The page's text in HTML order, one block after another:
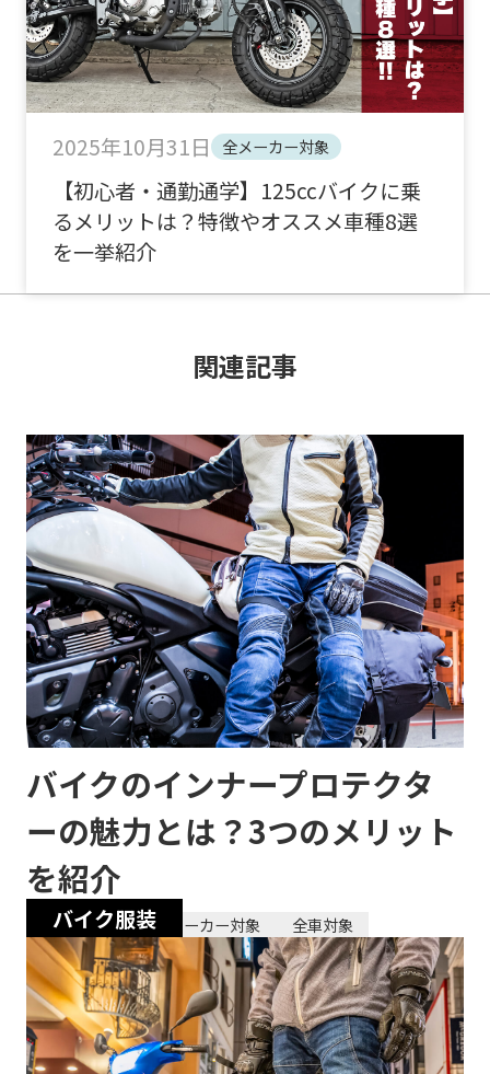
2025年10月31日 全メーカー対象
【初心者・通勤通学】125ccバイクに乗
るメリットは？特徴やオススメ車種8選
を一挙紹介
関連記事
バイク服装
バイクのインナープロテクタ
ーの魅力とは？3つのメリット
を紹介
2024/02/23 全メーカー対象 全車対象